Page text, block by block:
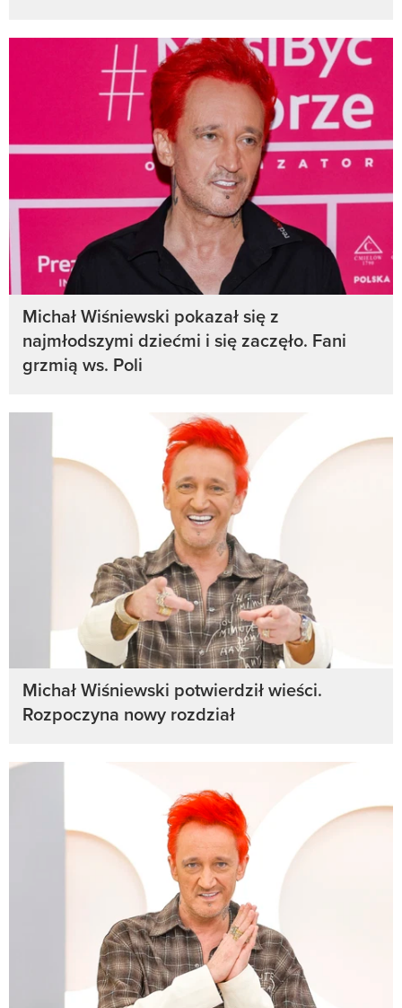
Michał Wiśniewski pokazał się z
najmłodszymi dziećmi i się zaczęło. Fani
grzmią ws. Poli
Michał Wiśniewski potwierdził wieści.
Rozpoczyna nowy rozdział